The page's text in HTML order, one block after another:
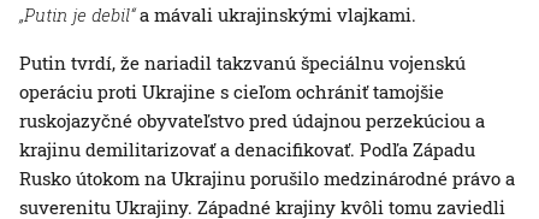
„Putin je debil“a mávali ukrajinskými vlajkami.
Putin tvrdí, že nariadil takzvanú špeciálnu vojenskú
operáciu proti Ukrajine s cieľom ochrániť tamojšie
ruskojazyčné obyvateľstvo pred údajnou perzekúciou a
krajinu demilitarizovať a denacifikovať. Podľa Západu
Rusko útokom na Ukrajinu porušilo medzinárodné právo a
suverenitu Ukrajiny. Západné krajiny kvôli tomu zaviedli